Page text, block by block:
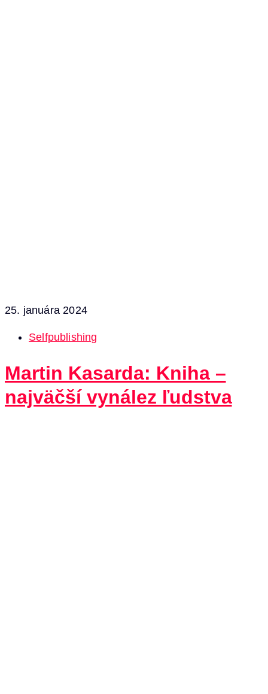
25. januára 2024
Selfpublishing
Martin Kasarda: Kniha –
najväčší vynález ľudstva